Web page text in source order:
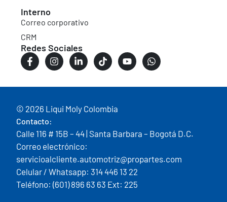
Interno
Correo corporativo
CRM
Redes Sociales
© 2026 Liqui Moly Colombia
Contacto:
Calle 116 # 15B – 44 | Santa Barbara – Bogotá D.C.
Correo electrónico:
servicioalcliente.automotriz@propartes.com
Celular / Whatsapp: 314 446 13 22
Teléfono: (601) 896 63 63 Ext: 225